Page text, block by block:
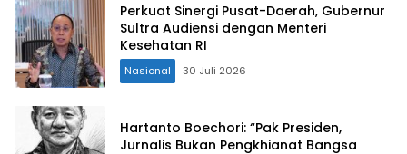
Perkuat Sinergi Pusat-Daerah, Gubernur
Sultra Audiensi dengan Menteri
Kesehatan RI
Nasional 30 Juli 2026
Hartanto Boechori: “Pak Presiden,
Jurnalis Bukan Pengkhianat Bangsa